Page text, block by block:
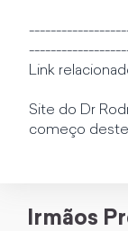
Link
Site do Dr
começo
Irmãos